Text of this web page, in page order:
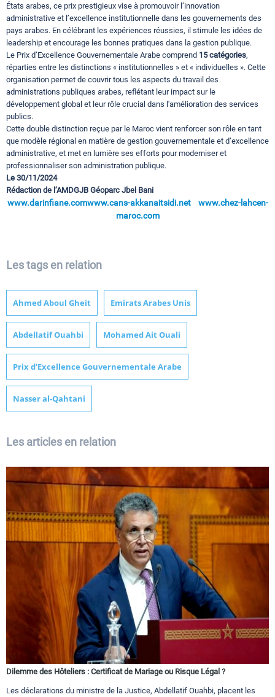
États arabes, ce prix prestigieux vise à promouvoir l’innovation
administrative et l’excellence institutionnelle dans les gouvernements des
pays arabes. En célébrant les expériences réussies, il stimule les idées de
leadership et encourage les bonnes pratiques dans la gestion publique.
Le Prix d’Excellence Gouvernementale Arabe comprend 15 catégories,
réparties entre les distinctions « institutionnelles » et « individuelles ». Cette
organisation permet de couvrir tous les aspects du travail des
administrations publiques arabes, reflétant leur impact sur le
développement global et leur rôle crucial dans l'amélioration des services
publics.
Cette double distinction reçue par le Maroc vient renforcer son rôle en tant
que modèle régional en matière de gestion gouvernementale et d’excellence
administrative, et met en lumière ses efforts pour moderniser et
professionnaliser son administration publique.
Le 30/11/2024
Rédaction de l’AMDGJB Géoparc Jbel Bani
www.darinfiane.comwww.cans-akkanaitsidi.net
www.chez-lahcen-
maroc.com
Les tags en relation
Ahmed Aboul Gheit Emirats Arabes Unis
Abdellatif Ouahbi Mohamed Ait Ouali
Prix d’Excellence Gouvernementale Arabe
Nasser al-Qahtani
Les articles en relation
Dilemme des Hôteliers : Certificat de Mariage ou Risque Légal ?
Les déclarations du ministre de la Justice, Abdellatif Ouahbi, placent les